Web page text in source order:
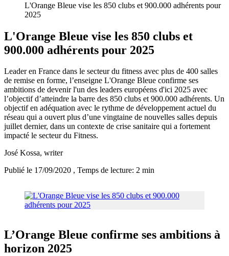
L'Orange Bleue vise les 850 clubs et 900.000 adhérents pour
2025
L'Orange Bleue vise les 850 clubs et
900.000 adhérents pour 2025
Leader en France dans le secteur du fitness avec plus de 400 salles
de remise en forme, l’enseigne L'Orange Bleue confirme ses
ambitions de devenir l'un des leaders européens d'ici 2025 avec
l’objectif d’atteindre la barre des 850 clubs et 900.000 adhérents. Un
objectif en adéquation avec le rythme de développement actuel du
réseau qui a ouvert plus d’une vingtaine de nouvelles salles depuis
juillet dernier, dans un contexte de crise sanitaire qui a fortement
impacté le secteur du Fitness.
José Kossa, writer
Publié le 17/09/2020 , Temps de lecture: 2 min
L’Orange Bleue confirme ses ambitions à
horizon 2025